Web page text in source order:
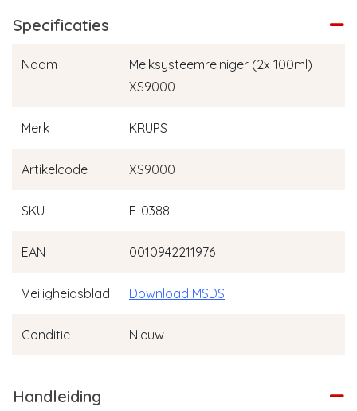
Specificaties
Naam
Melksysteemreiniger (2x 100ml)
XS9000
Merk KRUPS
Artikelcode XS9000
SKU E-0388
EAN 0010942211976
Veiligheidsblad Download MSDS
Conditie Nieuw
Handleiding